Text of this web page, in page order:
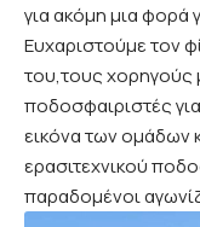
για ακόμη μια φορά
Ευχαριστούμε τον
του,τους χορηγούς
ποδοσφαιριστές
εικόνα των ομάδων
ερασιτεχνικού
παραδομένοι